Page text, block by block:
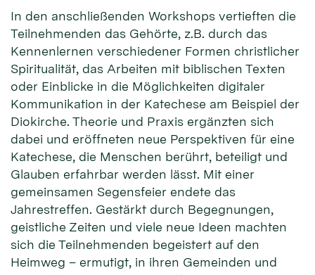
In den anschließenden Workshops vertieften die
Teilnehmenden das Gehörte, z.B. durch das
Kennenlernen verschiedener Formen christlicher
Spiritualität, das Arbeiten mit biblischen Texten
oder Einblicke in die Möglichkeiten digitaler
Kommunikation in der Katechese am Beispiel der
Diokirche. Theorie und Praxis ergänzten sich
dabei und eröffneten neue Perspektiven für eine
Katechese, die Menschen berührt, beteiligt und
Glauben erfahrbar werden lässt. Mit einer
gemeinsamen Segensfeier endete das
Jahrestreffen. Gestärkt durch Begegnungen,
geistliche Zeiten und viele neue Ideen machten
sich die Teilnehmenden begeistert auf den
Heimweg – ermutigt, in ihren Gemeinden und